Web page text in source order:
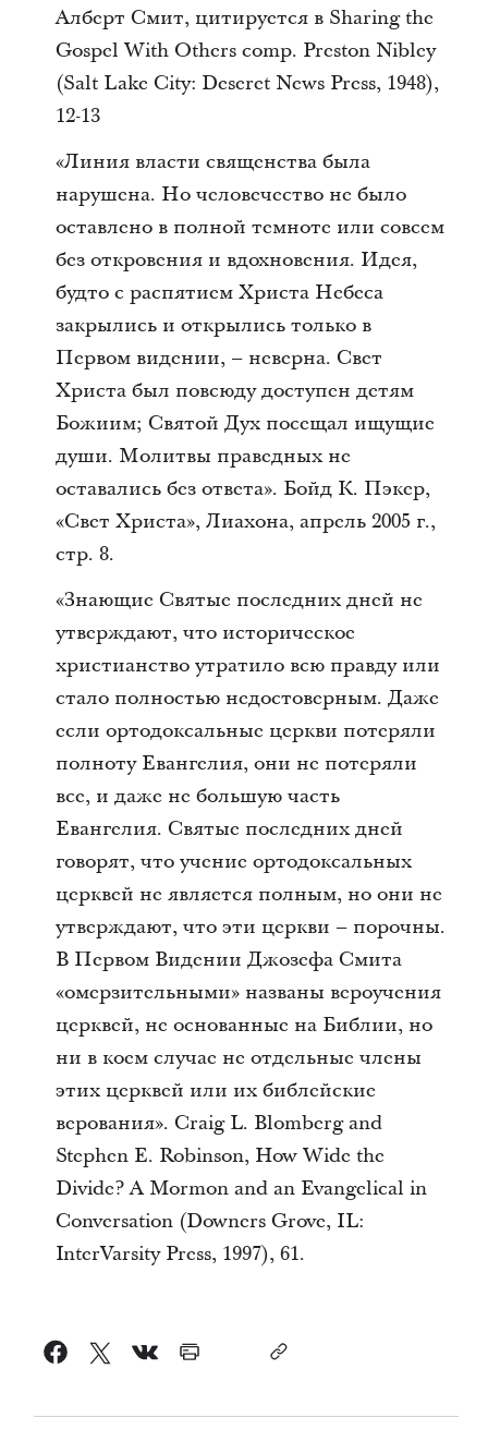
Алберт Смит, цитируется в Sharing the
Gospel With Others comp. Preston Nibley
(Salt Lake City: Deseret News Press, 1948),
12-13
«Линия власти священства была
нарушена. Но человечество не было
оставлено в полной темноте или совсем
без откровения и вдохновения. Идея,
будто с распятием Христа Небеса
закрылись и открылись только в
Первом видении, – неверна. Свет
Христа был повсюду доступен детям
Божиим; Святой Дух посещал ищущие
души. Молитвы праведных не
оставались без ответа». Бойд К. Пэкер,
«Свет Христа», Лиахона, апрель 2005 г.,
стр. 8.
«Знающие Святые последних дней не
утверждают, что историческое
христианство утратило всю правду или
стало полностью недостоверным. Даже
если ортодоксальные церкви потеряли
полноту Евангелия, они не потеряли
все, и даже не большую часть
Евангелия. Святые последних дней
говорят, что учение ортодоксальных
церквей не является полным, но они не
утверждают, что эти церкви – порочны.
В Первом Видении Джозефа Смита
«омерзительными» названы вероучения
церквей, не основанные на Библии, но
ни в коем случае не отдельные члены
этих церквей или их библейские
верования». Craig L. Blomberg and
Stephen E. Robinson, How Wide the
Divide? A Mormon and an Evangelical in
Conversation (Downers Grove, IL:
InterVarsity Press, 1997), 61.